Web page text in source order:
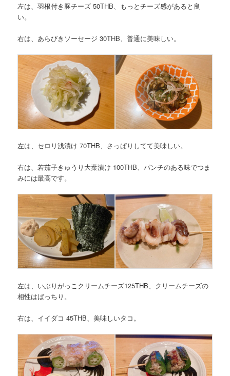
左は、羽根付き豚チーズ 50THB、もっとチーズ感があると良
い。
右は、あらびきソーセージ 30THB、普通に美味しい。
左は、セロリ浅漬け 70THB、さっぱりしてて美味しい。
右は、若茄子きゅうり大葉漬け 100THB、パンチのある味でつま
みには最高です。
左は、いぶりがっこクリームチーズ125THB、クリームチーズの
相性はばっちり。
右は、イイダコ 45THB、美味しいタコ。